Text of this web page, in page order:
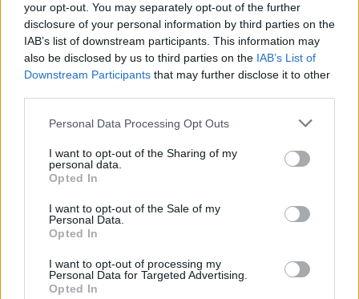
your opt-out. You may separately opt-out of the further
disclosure of your personal information by third parties on the
IAB’s list of downstream participants. This information may
also be disclosed by us to third parties on the IAB’s List of
Downstream Participants that may further disclose it to other
Personal Data Processing Opt Outs
I want to opt-out of the Sharing of my
personal data.
Opted In
I want to opt-out of the Sale of my
Personal Data.
Opted In
I want to opt-out of processing my
Personal Data for Targeted Advertising.
Opted In
Pantoprazol (103)
Magen - Protonenpumpenhemmer
Nitrofurantoin (100)
Antibiotika - Harnwegsinfektion
Cymbalta (98)
Die Bewertungen und Kommentare dieser Seite sind
nutzergenerierter Inhalt. Diese werden vor der Veröffentlichung
gelesen und teilweise überarbeitet, um unseren Standards (für
Arzneimittel- und Gesundheitszustand) zu entsprechen. Wir
setzen von unseren Benutzern keine nachgewiesenen
auszutauschen. Auf diese Weise geben die beschriebenen
Meinungen und Erfahrungen nur die Ansichten der jeweiligen